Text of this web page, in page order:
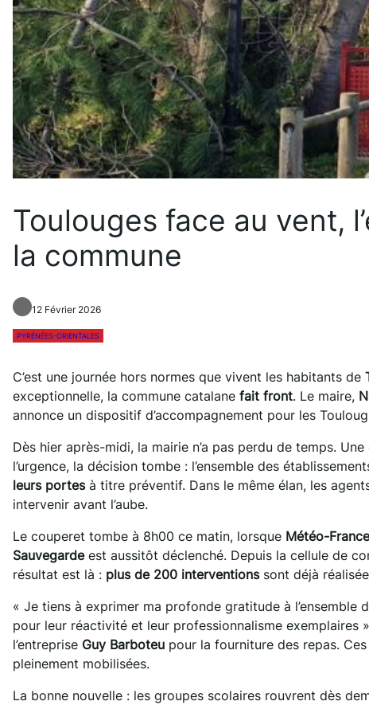
Toulouges face au vent,
la commune
12 Février 2026
PYRÉNÉES-ORIENTALES
C’est une journée hors normes que vivent les habitants de
exceptionnelle, la commune catalane fait front. Le maire,
annonce un dispositif d’accompagnement pour les
Dès hier après-midi, la mairie n’a pas perdu de temps.
l’urgence, la décision tombe : l’ensemble des
leurs portesà titre préventif. Dans le même élan, les
intervenir avant l’aube.
Le couperet tombe à 8h00 ce matin, lorsque Météo-France
Sauvegardeest aussitôt déclenché. Depuis la cellule de
résultat est là : plus de 200 interventionssont déjà
« Je tiens à exprimer ma profonde gratitude à l’ensemble
pour leur réactivité et leur professionnalisme exemplaires
l’entreprise Guy Barboteu pour la fourniture des repas.
pleinement mobilisées.
La bonne nouvelle : les groupes scolaires rouvrent dès